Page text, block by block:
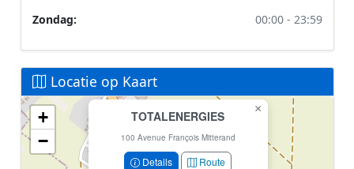
Zondag:
00:00 - 23:59
Locatie op Kaart
Geen locatiegegevens beschikbaar voor dit station.
Dit station heeft geen GPS coördinaten in de database.
TOTALENERGIES
100 Avenue François Mitterand
Details Route
×
+
−